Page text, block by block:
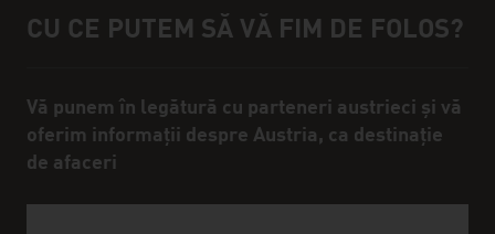
Persona de contact care vă poate sprijini cu mai multe
CU CE PUTEM SĂ VĂ FIM DE FOLOS?
Vă punem în legătură cu parteneri austrieci și vă
oferim informații despre Austria, ca destinație
de afaceri